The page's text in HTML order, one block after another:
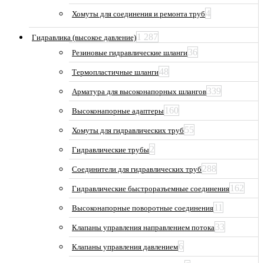
Хомуты для соединения и ремонта труб4
Гидравлика (высокое давление) 1 287
Резиновые гидравлические шланги36
Термопластичные шланги48
Арматура для высоконапорных шлангов339
Высоконапорные адаптеры 160
Хомуты для гидравлических труб 55
Гидравлические трубы2
Соединители для гидравлических труб 288
Гидравлические быстроразъемные соединения 162
Высоконапорные поворотные соединения 11
Клапаны управления направлением потока33
Клапаны управления давлением6